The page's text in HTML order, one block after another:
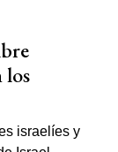
los